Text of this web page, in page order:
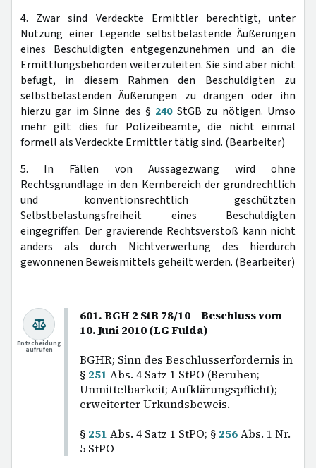
4. Zwar sind Verdeckte Ermittler berechtigt, unter
Nutzung einer Legende selbstbelastende Äußerungen
eines Beschuldigten entgegenzunehmen und an die
Ermittlungsbehörden weiterzuleiten. Sie sind aber nicht
befugt, in diesem Rahmen den Beschuldigten zu
selbstbelastenden Äußerungen zu drängen oder ihn
hierzu gar im Sinne des § 240StGB zu nötigen. Umso
mehr gilt dies für Polizeibeamte, die nicht einmal
formell als Verdeckte Ermittler tätig sind. (Bearbeiter)
5. In Fällen von Aussagezwang wird ohne
Rechtsgrundlage in den Kernbereich der grundrechtlich
und konventionsrechtlich geschützten
Selbstbelastungsfreiheit eines Beschuldigten
eingegriffen. Der gravierende Rechtsverstoß kann nicht
anders als durch Nichtverwertung des hierdurch
gewonnenen Beweismittels geheilt werden. (Bearbeiter)
601. BGH 2 StR 78/10 – Beschluss vom
10. Juni 2010 (LG Fulda)
BGHR; Sinn des Beschlusserfordernis in
§ 251 Abs. 4 Satz 1 StPO (Beruhen;
Unmittelbarkeit; Aufklärungspflicht);
erweiterter Urkundsbeweis.
§ 251 Abs. 4 Satz 1 StPO; § 256Abs. 1 Nr.
5 StPO
Entscheidung
aufrufen